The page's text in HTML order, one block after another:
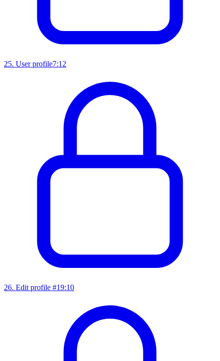
25. User profile7:12
26. Edit profile #19:10